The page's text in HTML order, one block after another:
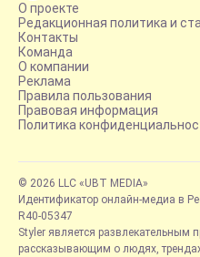
О проекте
Редакционная политика и
Контакты
Команда
О компании
Реклама
Правила пользования
Правовая информация
Политика
© 2026 LLC «UBT MEDIA»
Идентификатор онлайн-медиа в
R40-05347
Styler является развлекательным
рассказывающим о людях,